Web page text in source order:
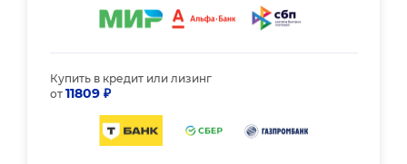
Купить в кредит или лизинг
от 11809 ₽